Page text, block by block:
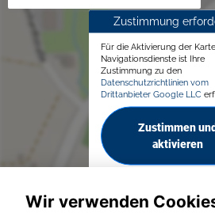
Zustimmung
Für die Aktivierung der
Navigationsdienste ist Ihre
Zustimmung zu den
Datenschutzrichtlinien vom
Drittanbieter Google LLC
Zustimmen
aktivieren
Wir verwenden